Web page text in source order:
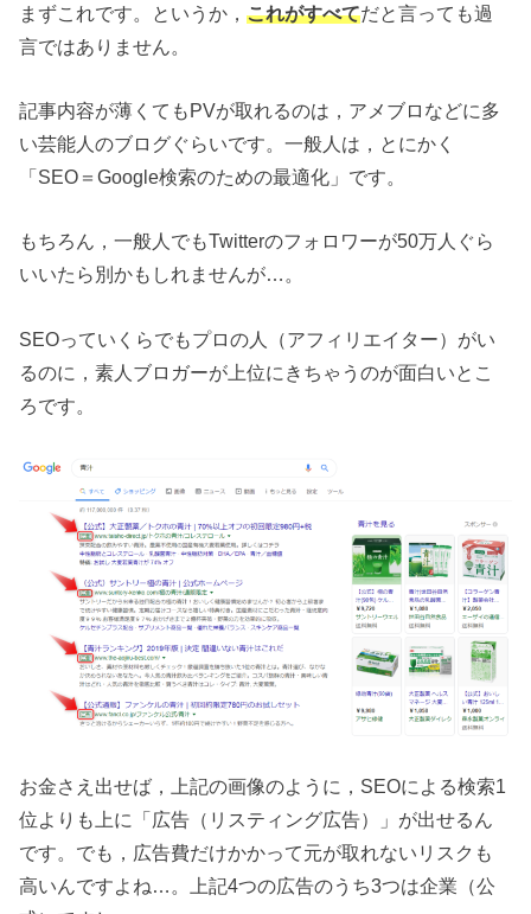
まずこれです。というか，これがすべてだと言っても過
言ではありません。
記事内容が薄くてもPVが取れるのは，アメブロなどに多
い芸能人のブログぐらいです。一般人は，とにかく
「SEO＝Google検索のための最適化」です。
もちろん，一般人でもTwitterのフォロワーが50万人ぐら
いいたら別かもしれませんが…。
SEOっていくらでもプロの人（アフィリエイター）がい
るのに，素人ブロガーが上位にきちゃうのが面白いとこ
ろです。
お金さえ出せば，上記の画像のように，SEOによる検索1
位よりも上に「広告（リスティング広告）」が出せるん
です。でも，広告費だけかかって元が取れないリスクも
高いんですよね…。上記4つの広告のうち3つは企業（公